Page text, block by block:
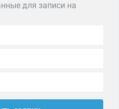
для записи на